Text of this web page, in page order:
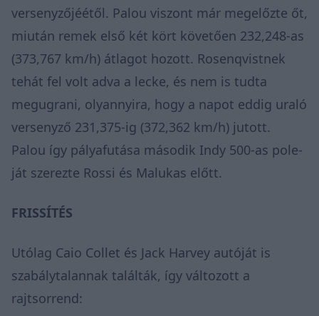
versenyzőjéétől. Palou viszont már megelőzte őt,
miután remek első két kört követően 232,248-as
(373,767 km/h) átlagot hozott. Rosenqvistnek
tehát fel volt adva a lecke, és nem is tudta
megugrani, olyannyira, hogy a napot eddig uraló
versenyző 231,375-ig (372,362 km/h) jutott.
Palou így pályafutása második Indy 500-as pole-
ját szerezte Rossi és Malukas előtt.
FRISSÍTÉS
Utólag Caio Collet és Jack Harvey autóját is
szabálytalannak találták, így változott a
rajtsorrend: